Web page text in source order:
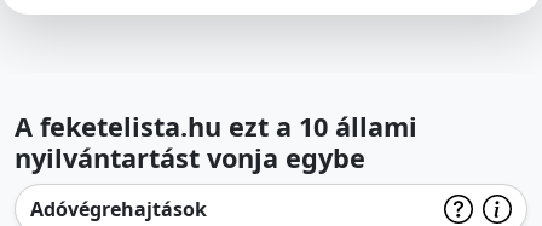
A feketelista.hu ezt a 10 állami
nyilvántartást vonja egybe
Adóvégrehajtások